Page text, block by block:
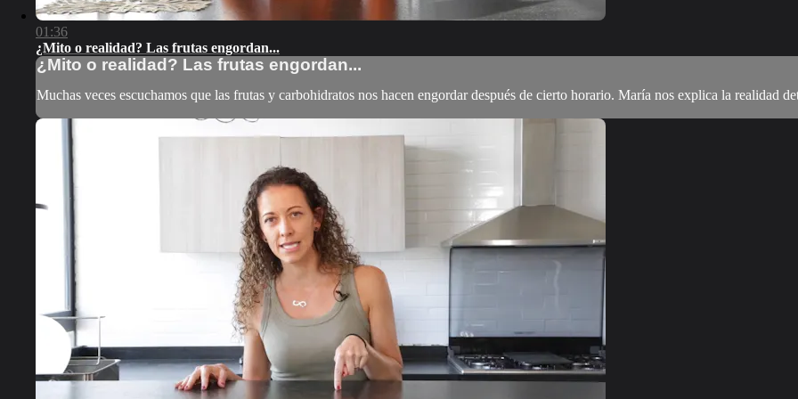
01:36
¿Mito o realidad? Las frutas engordan...
¿Mito o realidad? Las frutas engordan...
Muchas veces escuchamos que las frutas y carbohidratos nos hacen engordar después de cierto horario. María nos explica la realidad